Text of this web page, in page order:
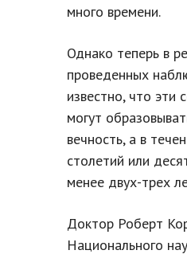
много времени.
Однако теперь в
проведенных
известно, что эти
могут
вечность, а в
столетий или
менее двух-трех
Доктор Роберт
Национального